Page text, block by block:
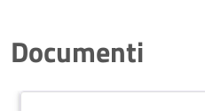
Documenti